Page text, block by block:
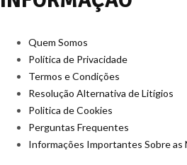
Quem Somos
Política de Privacidade
Termos e Condições
Resolução Alternativa de Litígios
Politica de Cookies
Perguntas Frequentes
Informações Importantes Sobre as